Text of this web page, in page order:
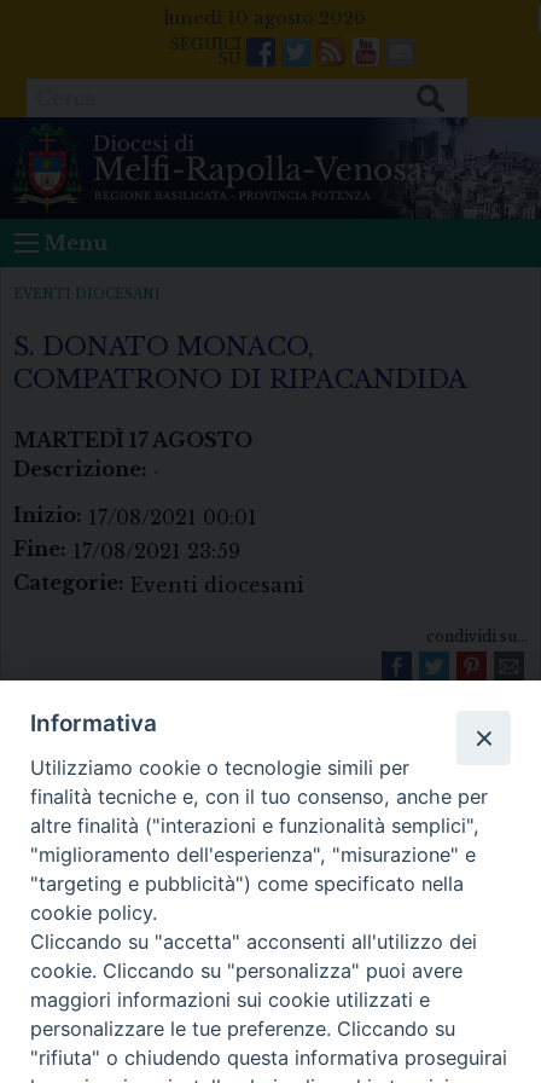
lunedì 10 agosto 2026
Facebook
Twitter
FeedsYoutube
Mail
Menu
EVENTI DIOCESANI
S. DONATO MONACO,
COMPATRONO DI RIPACANDIDA
MARTEDÌ 17AGOSTO
Descrizione: .
Inizio: 17/08/2021 00:01
Fine: 17/08/2021 23:59
Categorie: Eventi diocesani
condividi su...
Diocesi di Melfi Rapolla Venosa
• Largo Duomo, 12 - 85025 MELFI (PZ) •
Tel. 0972238604
PEC ufficiale della Diocesi:
diocesi.melfi_rapolla_venosa@legalmail.it
Informativa
Utilizziamo cookie o tecnologie simili per
finalità tecniche e, con il tuo consenso, anche per
altre finalità ("interazioni e funzionalità semplici",
"miglioramento dell'esperienza", "misurazione" e
"targeting e pubblicità") come specificato nella
cookie policy.
Cliccando su "accetta" acconsenti all'utilizzo dei
cookie. Cliccando su "personalizza" puoi avere
maggiori informazioni sui cookie utilizzati e
personalizzare le tue preferenze. Cliccando su
"rifiuta" o chiudendo questa informativa proseguirai